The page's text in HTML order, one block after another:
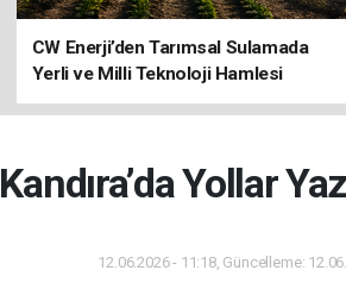
CW Enerji’den Tarımsal Sulamada
Yerli ve Milli Teknoloji Hamlesi
Kandıra’da Yollar
12.06.2026 - 11:18, Güncelleme: